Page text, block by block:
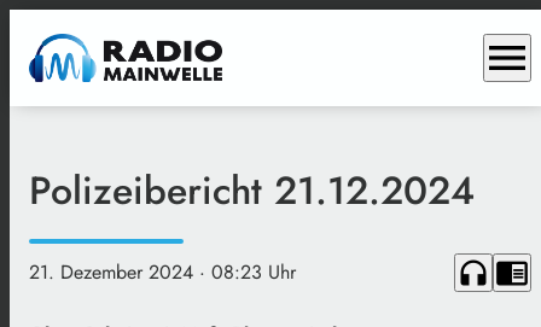
menu
Polizeibericht 21.12.2024
21. Dezember 2024 · 08:23 Uhr headphones chrome_reader_mode